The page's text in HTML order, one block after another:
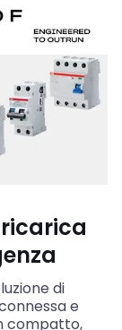
di
e
compatto,